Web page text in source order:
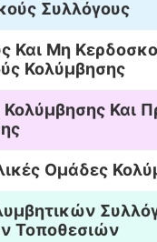
Συλλόγους
Και Μη
Κολύμβησης
Και
Ομάδες
Τοποθεσιών